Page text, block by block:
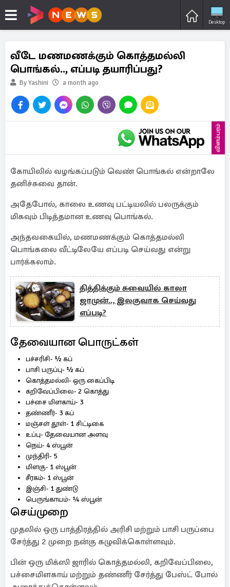
Desktop
வீடே மணமணக்கும் கொத்தமல்லி
பொங்கல்.., எப்படி தயாரிப்பது?
By Yashini a month ago
விளம்பரம்
கோயிலில் வழங்கப்படும் வெண் பொங்கல் என்றாலே
தனிச்சுவை தான்.
அதேபோல், காலை உணவு பட்டியலில் பலருக்கும்
மிகவும் பிடித்தமான உணவு பொங்கல்.
அந்தவகையில், மணமணக்கும் கொத்தமல்லி
பொங்கலை வீட்டிலேயே எப்படி செய்வது என்று
பார்க்கலாம்.
தித்திக்கும் சுவையில் காலா
ஜாமுன்.., இலகுவாக செய்வது
எப்படி?
தேவையான பொருட்கள்
பச்சரிசி- ½ கப்
பாசி பருப்பு- ½ கப்
கொத்தமல்லி- ஒரு கைப்பிடி
கறிவேப்பிலை- 2 கொத்து
பச்சை மிளகாய்- 3
தண்ணீர்- 3 கப்
மஞ்சள் தூள்- 1 சிட்டிகை
உப்பு- தேவையான அளவு
நெய்- 4 ஸ்பூன்
முந்திரி- 5
மிளகு- 1 ஸ்பூன்
சீரகம்- 1 ஸ்பூன்
இஞ்சி- 1 துண்டு
பெருங்காயம்- ¼ ஸ்பூன்
செய்முறை
முதலில் ஒரு பாத்திரத்தில் அரிசி மற்றும் பாசி பருப்பை
சேர்த்து 2 முறை நன்கு கழுவிக்கொள்ளவும்.
பின் ஒரு மிக்ஸி ஜாரில் கொத்தமல்லி, கறிவேப்பிலை,
பச்சைமிளகாய் மற்றும் தண்ணீர் சேர்த்து பேஸ்ட் போல்